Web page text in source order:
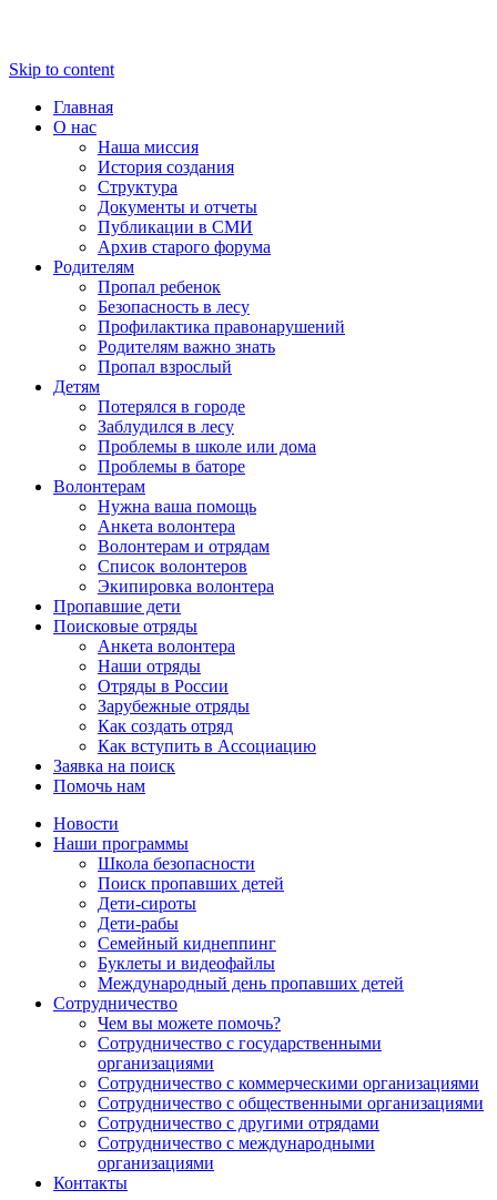
Skip to content
Главная
О нас
Наша миссия
История создания
Структура
Документы и отчеты
Публикации в СМИ
Архив старого форума
Родителям
Пропал ребенок
Безопасность в лесу
Профилактика правонарушений
Родителям важно знать
Пропал взрослый
Детям
Потерялся в городе
Заблудился в лесу
Проблемы в школе или дома
Проблемы в баторе
Волонтерам
Нужна ваша помощь
Анкета волонтера
Волонтерам и отрядам
Список волонтеров
Экипировка волонтера
Пропавшие дети
Поисковые отряды
Анкета волонтера
Наши отряды
Отряды в России
Зарубежные отряды
Как создать отряд
Как вступить в Ассоциацию
Заявка на поиск
Помочь нам
Новости
Наши программы
Школа безопасности
Поиск пропавших детей
Дети-сироты
Дети-рабы
Семейный киднеппинг
Буклеты и видеофайлы
Международный день пропавших детей
Сотрудничество
Чем вы можете помочь?
Сотрудничество с государственными
организациями
Сотрудничество с коммерческими организациями
Сотрудничество с общественными организациями
Сотрудничество с другими отрядами
Сотрудничество с международными
организациями
Контакты